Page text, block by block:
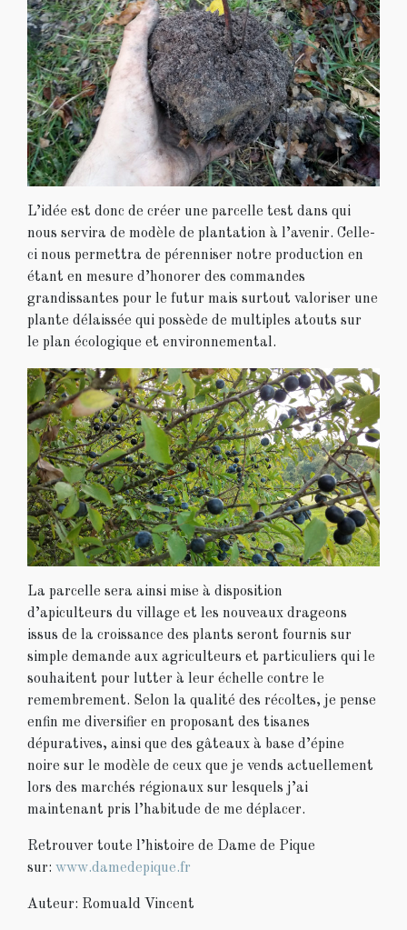
L’idée est donc de créer une parcelle test dans qui
nous servira de modèle de plantation à l’avenir. Celle-
ci nous permettra de pérenniser notre production en
étant en mesure d’honorer des commandes
grandissantes pour le futur mais surtout valoriser une
plante délaissée qui possède de multiples atouts sur
le plan écologique et environnemental.
La parcelle sera ainsi mise à disposition
d’apiculteurs du village et les nouveaux drageons
issus de la croissance des plants seront fournis sur
simple demande aux agriculteurs et particuliers qui le
souhaitent pour lutter à leur échelle contre le
remembrement. Selon la qualité des récoltes, je pense
enfin me diversifier en proposant des tisanes
dépuratives, ainsi que des gâteaux à base d’épine
noire sur le modèle de ceux que je vends actuellement
lors des marchés régionaux sur lesquels j’ai
maintenant pris l’habitude de me déplacer.
Retrouver toute l’histoire de Dame de Pique
sur: www.damedepique.fr
Auteur: Romuald Vincent